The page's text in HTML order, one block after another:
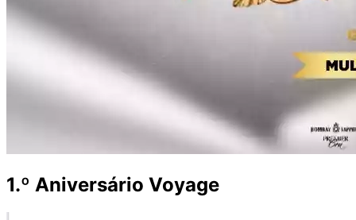
1.º Aniversário Voyage